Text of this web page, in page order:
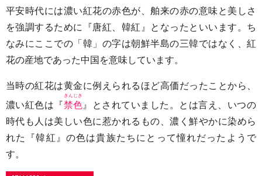
平安時代には濃い紅花の赤色が、舶来の赤の意味と美しさ
を強調するために『唐紅、韓紅』となったといいます。ち
なみにここでの「韓」の字は朝鮮半島の三韓ではなく、紅
花の産地であった中国を意味しています。
当時の紅花は黄金に例えられるほど高価だったことから、
濃い紅色は『禁色
きんじき
』とされていました。とは言え、いつの
時代も人は美しい色に惹かれるもの、濃く鮮やかに染めら
れた『韓紅』の色は貴族たちにとって憧れだったようで
す。